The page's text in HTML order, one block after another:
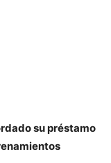
su préstamo